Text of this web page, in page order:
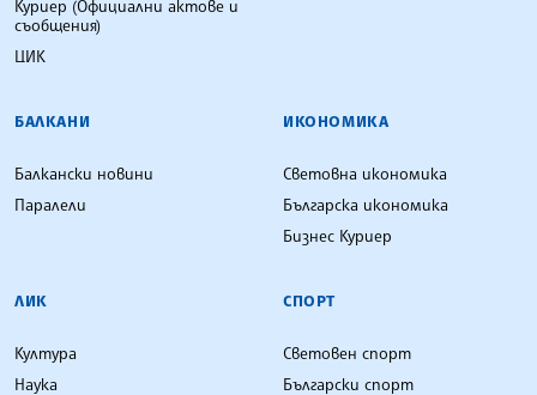
Куриер (Официални актове и
съобщения)
ЦИК
БАЛКАНИ
Балкански новини
Паралели
ИКОНОМИКА
Световна икономика
Българска икономика
Бизнес Куриер
ЛИК
Култура
Наука
СПОРТ
Световен спорт
Български спорт